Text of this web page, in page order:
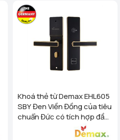
Khoá thẻ từ Demax EHL605
SBY Đen Viền Đồng của tiêu
chuẩn Đức có tích hợp đầu